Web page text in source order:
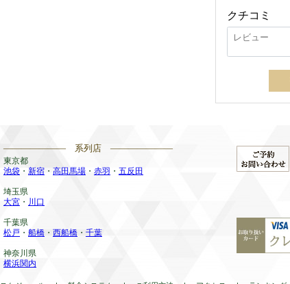
クチコミ
——————— 系列店 ———————
東京都
池袋 ・ 新宿 ・ 高田馬場 ・ 赤羽 ・ 五反田
埼玉県
大宮 ・ 川口
千葉県
松戸 ・ 船橋 ・ 西船橋 ・ 千葉
神奈川県
横浜関内